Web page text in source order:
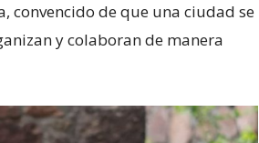
convencido de que una ciudad se
y colaboran de manera